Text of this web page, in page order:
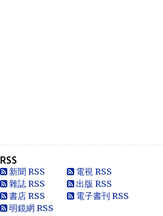
Anonymous
別太自信，自以為是華夏血統，
要客觀些，不是前朝無能，也用不
黄永南
RSS
新聞 RSS
電視 RSS
雜誌 RSS
出版 RSS
書店 RSS
電子書刊 RSS
明鏡網 RSS